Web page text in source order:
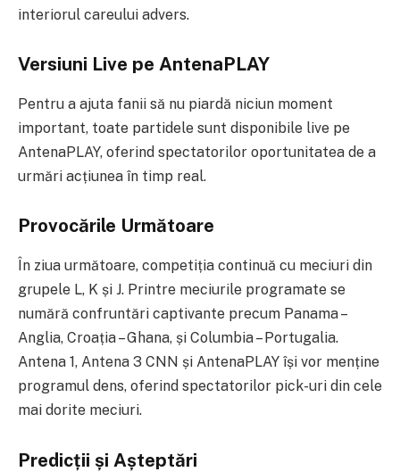
interiorul careului advers.
Versiuni Live pe AntenaPLAY
Pentru a ajuta fanii să nu piardă niciun moment
important, toate partidele sunt disponibile live pe
AntenaPLAY, oferind spectatorilor oportunitatea de a
urmări acțiunea în timp real.
Provocările Următoare
În ziua următoare, competiția continuă cu meciuri din
grupele L, K și J. Printre meciurile programate se
numără confruntări captivante precum Panama –
Anglia, Croația – Ghana, și Columbia – Portugalia.
Antena 1, Antena 3 CNN și AntenaPLAY își vor menține
programul dens, oferind spectatorilor pick-uri din cele
mai dorite meciuri.
Predicții și Așteptări